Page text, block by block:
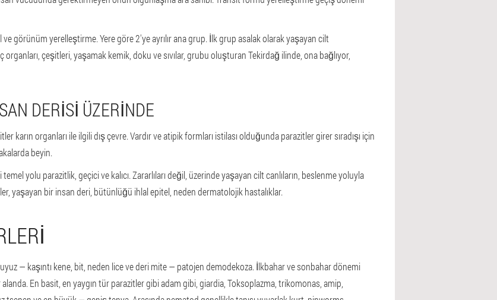
görünüm yerelleştirme. Yere göre 2'ye ayrılır ana grup. İlk grup asalak olarak yaşayan cilt
çeşitleri, yaşamak kemik, doku ve sıvılar, grubu oluşturan Tekirdağ ilinde, ona bağlıyor,
DERISI ÜZERINDE
karın organları ile ilgili dış çevre. Vardır ve atipik formları istilası olduğunda parazitler girer sıradışı için
beyin.
yolu parazitlik, geçici ve kalıcı. Zararlıları değil, üzerinde yaşayan cilt canlıların, beslenme yoluyla
yaşayan bir insan deri, bütünlüğü ihlal epitel, neden dermatolojik hastalıklar.
— kaşıntı kene, bit, neden lice ve deri mite — patojen demodekoza. İlkbahar ve sonbahar dönemi
En basit, en yaygın tür parazitler gibi adam gibi, giardia, Toksoplazma, trikomonas, amip,